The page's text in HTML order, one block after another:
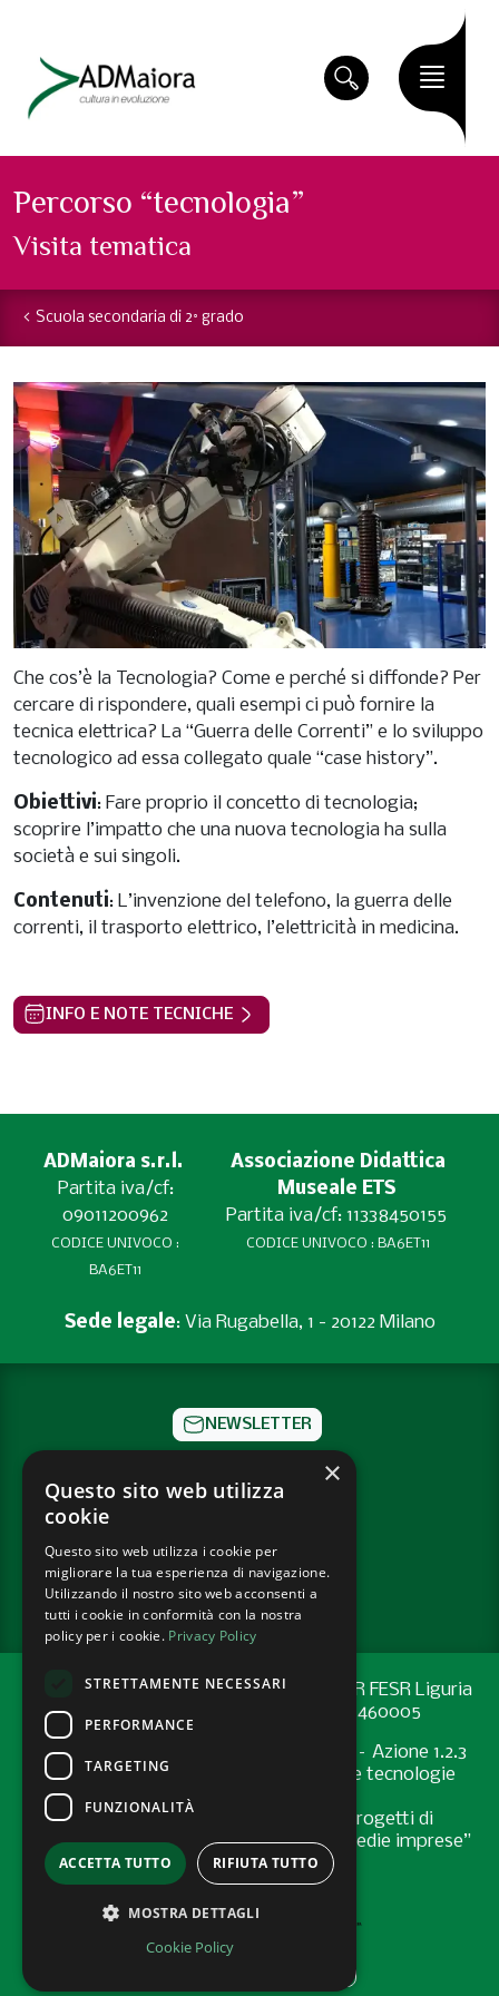
Percorso “tecnologia”
Visita tematica
Scuola secondaria di 2° grado
Che cos’è la Tecnologia? Come e perché si diffonde? Per
cercare di rispondere, quali esempi ci può fornire la
tecnica elettrica? La “Guerra delle Correnti” e lo sviluppo
tecnologico ad essa collegato quale “case history”.
Obiettivi: Fare proprio il concetto di tecnologia;
scoprire l’impatto che una nuova tecnologia ha sulla
società e sui singoli.
Contenuti: L’invenzione del telefono, la guerra delle
correnti, il trasporto elettrico, l’elettricità in medicina.
INFO E NOTE TECNICHE
ADMaiora s.r.l.
Partita iva/cf:
09011200962
CODICE UNIVOCO :
BA6ET11
Associazione Didattica
Museale ETS
Partita iva/cf: 11338450155
CODICE UNIVOCO : BA6ET11
Sede legale: Via Rugabella, 1 - 20122 Milano
NEWSLETTER
CONTATTI
PRIVACY POLICY
Progetto cofinanziato con risorse del PR FESR Liguria
2021-2027 codice CUP: G44E24001460005
Programma Regionale FESR 2021-2027 – Azione 1.2.3
"Sostenere l’introduzione di pratiche e tecnologie
digitali nelle imprese
Bando “Supporto allo sviluppo di progetti di
digitalizzazione nelle micro, piccole e medie imprese”
- Anno 2024
×
Questo sito web utilizza
cookie
Questo sito web utilizza i cookie per
migliorare la tua esperienza di navigazione.
Utilizzando il nostro sito web acconsenti a
tutti i cookie in conformità con la nostra
policy per i cookie. Privacy Policy
STRETTAMENTE NECESSARI
PERFORMANCE
TARGETING
FUNZIONALITÀ
ACCETTA TUTTO RIFIUTA TUTTO
MOSTRA DETTAGLI
Cookie Policy